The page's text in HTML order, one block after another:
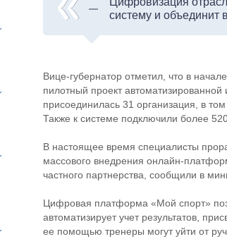
систему и объединит
Вице-губернатор отметил, что в
пилотный проект
присоединилась 31 организация, в
Также к системе подключили более
В настоящее время специалисты
массового внедрения онлайн-
частного партнерства, сообщили в
Цифровая платформа «Мой спорт»
автоматизирует учет результатов,
ее помощью тренеры могут уйти от